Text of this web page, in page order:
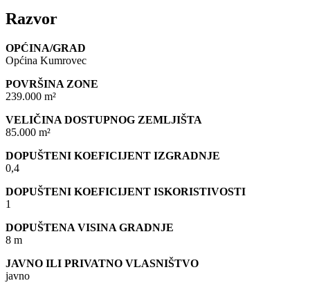
Razvor
OPĆINA/GRAD
Općina Kumrovec
POVRŠINA ZONE
239.000 m²
VELIČINA DOSTUPNOG ZEMLJIŠTA
85.000 m²
DOPUŠTENI KOEFICIJENT IZGRADNJE
0,4
DOPUŠTENI KOEFICIJENT ISKORISTIVOSTI
1
DOPUŠTENA VISINA GRADNJE
8 m
JAVNO ILI PRIVATNO VLASNIŠTVO
javno